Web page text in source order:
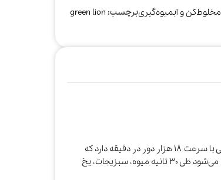
مخلوط‌کن و آبمیوه‌گیریبرچسب: green lion
Jet Plus Six Blades Juicer در قلب خود یک موتور ۱۲۰ واتی با سرعت ۱۸ هزار دور در دقیقه دارد که
جریان قدرتمند و تیغه ۶ پره (304 Stainless Steel) باعث می‌شود طی ۳۰ ثانیه میوه، سبزیجات، یخ